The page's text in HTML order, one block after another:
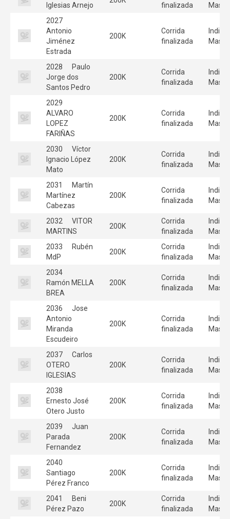
Iglesias Arnejo finalizada
2027
Antonio
Jiménez
Estrada
200K
Corrida
finalizada
2028
Paulo
Jorge dos
Santos Pedro
200K
Corrida
finalizada
2029
ALVARO
LOPEZ
FARIÑAS
200K
Corrida
finalizada
2030
Víctor
Ignacio López
Mato
200K
Corrida
finalizada
2031
Martín
Martínez
Cabezas
200K
Corrida
finalizada
2032
VITOR
MARTINS
200K
Corrida
finalizada
2033
Rubén
MdP
200K
Corrida
finalizada
2034
Ramón MELLA
BREA
200K
Corrida
finalizada
2036
Jose
Antonio
Miranda
Escudeiro
200K
Corrida
finalizada
2037
Carlos
OTERO
IGLESIAS
200K
Corrida
finalizada
2038
Ernesto José
Otero Justo
200K
Corrida
finalizada
2039
Juan
Parada
Fernandez
200K
Corrida
finalizada
2040
Santiago
Pérez Franco
200K
Corrida
finalizada
2041
Beni
Pérez Pazo
200K
Corrida
finalizada